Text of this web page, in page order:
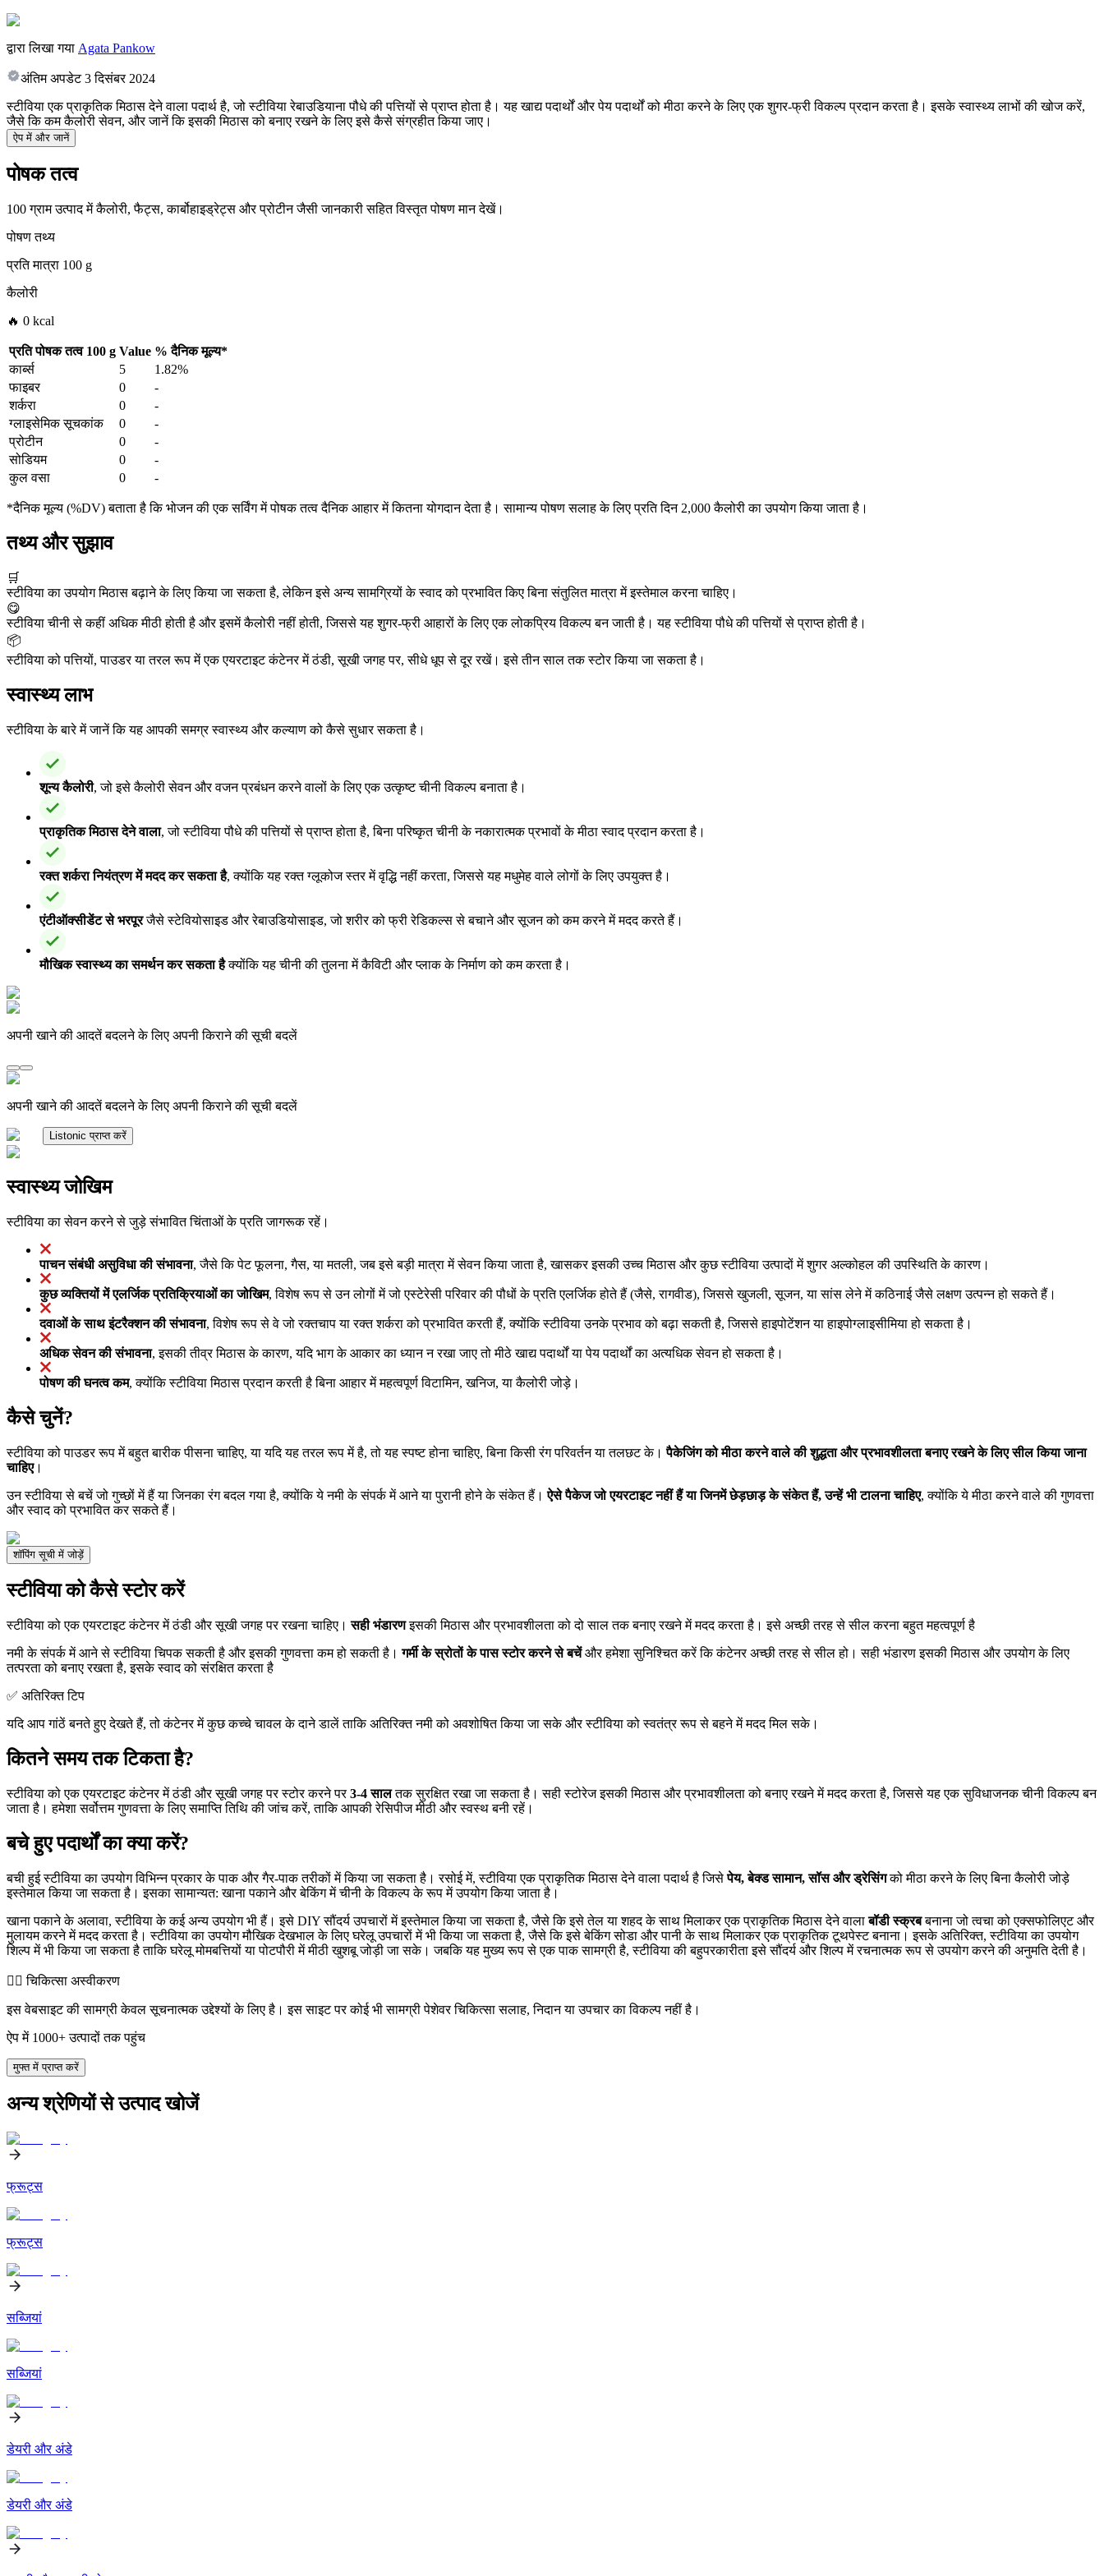
द्वारा लिखा गया Agata Pankow
अंतिम अपडेट 3 दिसंबर 2024
स्टीविया एक प्राकृतिक मिठास देने वाला पदार्थ है, जो स्टीविया रेबाउडियाना पौधे की पत्तियों से प्राप्त होता है। यह खाद्य पदार्थों और पेय पदार्थों को मीठा करने के लिए एक शुगर-फ्री विकल्प प्रदान करता है। इसके स्वास्थ्य लाभों की खोज करें,
जैसे कि कम कैलोरी सेवन, और जानें कि इसकी मिठास को बनाए रखने के लिए इसे कैसे संग्रहीत किया जाए।
ऐप में और जानें
पोषक तत्व
100 ग्राम उत्पाद में कैलोरी, फैट्स, कार्बोहाइड्रेट्स और प्रोटीन जैसी जानकारी सहित विस्तृत पोषण मान देखें।
पोषण तथ्य
प्रति मात्रा 100 g
कैलोरी
🔥 0 kcal
प्रति पोषक तत्व 100 g Value %दैनिक मूल्य*
कार्ब्स
5
1.82%
फाइबर
0
-
शर्करा
0
-
ग्लाइसेमिक सूचकांक
0
-
प्रोटीन
0
-
सोडियम
0
-
कुल वसा
0 -
*दैनिक मूल्य (%DV) बताता है कि भोजन की एक सर्विंग में पोषक तत्व दैनिक आहार में कितना योगदान देता है। सामान्य पोषण सलाह के लिए प्रति दिन 2,000 कैलोरी का उपयोग किया जाता है।
तथ्य और सुझाव
🛒
स्टीविया का उपयोग मिठास बढ़ाने के लिए किया जा सकता है, लेकिन इसे अन्य सामग्रियों के स्वाद को प्रभावित किए बिना संतुलित मात्रा में इस्तेमाल करना चाहिए।
😋
स्टीविया चीनी से कहीं अधिक मीठी होती है और इसमें कैलोरी नहीं होती, जिससे यह शुगर-फ्री आहारों के लिए एक लोकप्रिय विकल्प बन जाती है। यह स्टीविया पौधे की पत्तियों से प्राप्त होती है।
📦
स्टीविया को पत्तियों, पाउडर या तरल रूप में एक एयरटाइट कंटेनर में ठंडी, सूखी जगह पर, सीधे धूप से दूर रखें। इसे तीन साल तक स्टोर किया जा सकता है।
स्वास्थ्य लाभ
स्टीविया के बारे में जानें कि यह आपकी समग्र स्वास्थ्य और कल्याण को कैसे सुधार सकता है।
शून्य कैलोरी, जो इसे कैलोरी सेवन और वजन प्रबंधन करने वालों के लिए एक उत्कृष्ट चीनी विकल्प बनाता है।
प्राकृतिक मिठास देने वाला, जो स्टीविया पौधे की पत्तियों से प्राप्त होता है, बिना परिष्कृत चीनी के नकारात्मक प्रभावों के मीठा स्वाद प्रदान करता है।
रक्त शर्करा नियंत्रण में मदद कर सकता है, क्योंकि यह रक्त ग्लूकोज स्तर में वृद्धि नहीं करता, जिससे यह मधुमेह वाले लोगों के लिए उपयुक्त है।
एंटीऑक्सीडेंट से भरपूरजैसे स्टेवियोसाइड और रेबाउडियोसाइड, जो शरीर को फ्री रेडिकल्स से बचाने और सूजन को कम करने में मदद करते हैं।
मौखिक स्वास्थ्य का समर्थन कर सकता हैक्योंकि यह चीनी की तुलना में कैविटी और प्लाक के निर्माण को कम करता है।
अपनी खाने की आदतें बदलने के लिए अपनी किराने की सूची बदलें
अपनी खाने की आदतें बदलने के लिए अपनी किराने की सूची बदलें
Listonic प्राप्त करें
स्वास्थ्य जोखिम
स्टीविया का सेवन करने से जुड़े संभावित चिंताओं के प्रति जागरूक रहें।
पाचन संबंधी असुविधा की संभावना, जैसे कि पेट फूलना, गैस, या मतली, जब इसे बड़ी मात्रा में सेवन किया जाता है, खासकर इसकी उच्च मिठास और कुछ स्टीविया उत्पादों में शुगर अल्कोहल की उपस्थिति के कारण।
कुछ व्यक्तियों में एलर्जिक प्रतिक्रियाओं का जोखिम, विशेष रूप से उन लोगों में जो एस्टेरेसी परिवार की पौधों के प्रति एलर्जिक होते हैं (जैसे, रागवीड), जिससे खुजली, सूजन, या सांस लेने में कठिनाई जैसे लक्षण उत्पन्न हो सकते हैं।
दवाओं के साथ इंटरैक्शन की संभावना, विशेष रूप से वे जो रक्तचाप या रक्त शर्करा को प्रभावित करती हैं, क्योंकि स्टीविया उनके प्रभाव को बढ़ा सकती है, जिससे हाइपोटेंशन या हाइपोग्लाइसीमिया हो सकता है।
अधिक सेवन की संभावना, इसकी तीव्र मिठास के कारण, यदि भाग के आकार का ध्यान न रखा जाए तो मीठे खाद्य पदार्थों या पेय पदार्थों का अत्यधिक सेवन हो सकता है।
पोषण की घनत्व कम, क्योंकि स्टीविया मिठास प्रदान करती है बिना आहार में महत्वपूर्ण विटामिन, खनिज, या कैलोरी जोड़े।
कैसे चुनें?
स्टीविया को पाउडर रूप में बहुत बारीक पीसना चाहिए, या यदि यह तरल रूप में है, तो यह स्पष्ट होना चाहिए, बिना किसी रंग परिवर्तन या तलछट के।पैकेजिंग को मीठा करने वाले की शुद्धता और प्रभावशीलता बनाए रखने के लिए सील किया जाना
चाहिए।
उन स्टीविया से बचें जो गुच्छों में हैं या जिनका रंग बदल गया है, क्योंकि ये नमी के संपर्क में आने या पुरानी होने के संकेत हैं।ऐसे पैकेज जो एयरटाइट नहीं हैं या जिनमें छेड़छाड़ के संकेत हैं, उन्हें भी टालना चाहिए, क्योंकि ये मीठा करने वाले की गुणवत्ता
और स्वाद को प्रभावित कर सकते हैं।
शॉपिंग सूची में जोड़ें
स्टीविया को कैसे स्टोर करें
स्टीविया को एक एयरटाइट कंटेनर में ठंडी और सूखी जगह पर रखना चाहिए।सही भंडारणइसकी मिठास और प्रभावशीलता को दो साल तक बनाए रखने में मदद करता है। इसे अच्छी तरह से सील करना बहुत महत्वपूर्ण है
नमी के संपर्क में आने से स्टीविया चिपक सकती है और इसकी गुणवत्ता कम हो सकती है।गर्मी के स्रोतों के पास स्टोर करने से बचेंऔर हमेशा सुनिश्चित करें कि कंटेनर अच्छी तरह से सील हो। सही भंडारण इसकी मिठास और उपयोग के लिए
तत्परता को बनाए रखता है, इसके स्वाद को संरक्षित करता है
✅ अतिरिक्त टिप
यदि आप गांठें बनते हुए देखते हैं, तो कंटेनर में कुछ कच्चे चावल के दाने डालें ताकि अतिरिक्त नमी को अवशोषित किया जा सके और स्टीविया को स्वतंत्र रूप से बहने में मदद मिल सके।
कितने समय तक टिकता है?
स्टीविया को एक एयरटाइट कंटेनर में ठंडी और सूखी जगह पर स्टोर करने पर3-4 सालतक सुरक्षित रखा जा सकता है। सही स्टोरेज इसकी मिठास और प्रभावशीलता को बनाए रखने में मदद करता है, जिससे यह एक सुविधाजनक चीनी विकल्प बन
जाता है। हमेशा सर्वोत्तम गुणवत्ता के लिए समाप्ति तिथि की जांच करें, ताकि आपकी रेसिपीज मीठी और स्वस्थ बनी रहें।
बचे हुए पदार्थों का क्या करें?
बची हुई स्टीविया का उपयोग विभिन्न प्रकार के पाक और गैर-पाक तरीकों में किया जा सकता है। रसोई में, स्टीविया एक प्राकृतिक मिठास देने वाला पदार्थ है जिसेपेय, बेक्ड सामान, सॉस और ड्रेसिंगको मीठा करने के लिए बिना कैलोरी जोड़े
इस्तेमाल किया जा सकता है। इसका सामान्यत: खाना पकाने और बेकिंग में चीनी के विकल्प के रूप में उपयोग किया जाता है।
खाना पकाने के अलावा, स्टीविया के कई अन्य उपयोग भी हैं। इसे DIY सौंदर्य उपचारों में इस्तेमाल किया जा सकता है, जैसे कि इसे तेल या शहद के साथ मिलाकर एक प्राकृतिक मिठास देने वालाबॉडी स्क्रबबनाना जो त्वचा को एक्सफोलिएट और
मुलायम करने में मदद करता है। स्टीविया का उपयोग मौखिक देखभाल के लिए घरेलू उपचारों में भी किया जा सकता है, जैसे कि इसे बेकिंग सोडा और पानी के साथ मिलाकर एक प्राकृतिक टूथपेस्ट बनाना। इसके अतिरिक्त, स्टीविया का उपयोग
शिल्प में भी किया जा सकता है ताकि घरेलू मोमबत्तियों या पोटपौरी में मीठी खुशबू जोड़ी जा सके। जबकि यह मुख्य रूप से एक पाक सामग्री है, स्टीविया की बहुपरकारीता इसे सौंदर्य और शिल्प में रचनात्मक रूप से उपयोग करने की अनुमति देती है।
👨‍⚕️️ चिकित्सा अस्वीकरण
इस वेबसाइट की सामग्री केवल सूचनात्मक उद्देश्यों के लिए है। इस साइट पर कोई भी सामग्री पेशेवर चिकित्सा सलाह, निदान या उपचार का विकल्प नहीं है।
ऐप में 1000+ उत्पादों तक पहुंच
मुफ्त में प्राप्त करें
अन्य श्रेणियों से उत्पाद खोजें
फ्रूट्स
फ्रूट्स
सब्जियां
सब्जियां
डेयरी और अंडे
डेयरी और अंडे